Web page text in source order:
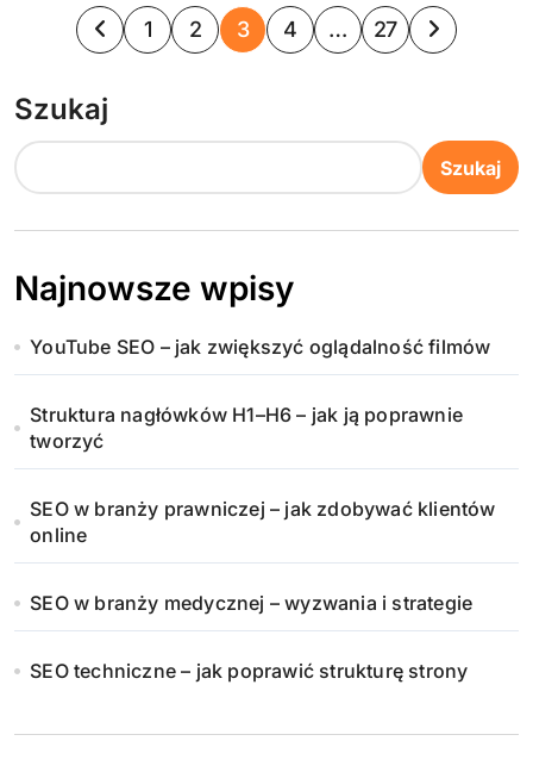
S
r
n
i
o
w
a
n
i
e
w
1 2 3 4 … 27
Szukaj
Szukaj
Najnowsze wpisy
YouTube SEO – jak zwiększyć oglądalność filmów
Struktura nagłówków H1–H6 – jak ją poprawnie
tworzyć
SEO w branży prawniczej – jak zdobywać klientów
online
SEO w branży medycznej – wyzwania i strategie
SEO techniczne – jak poprawić strukturę strony